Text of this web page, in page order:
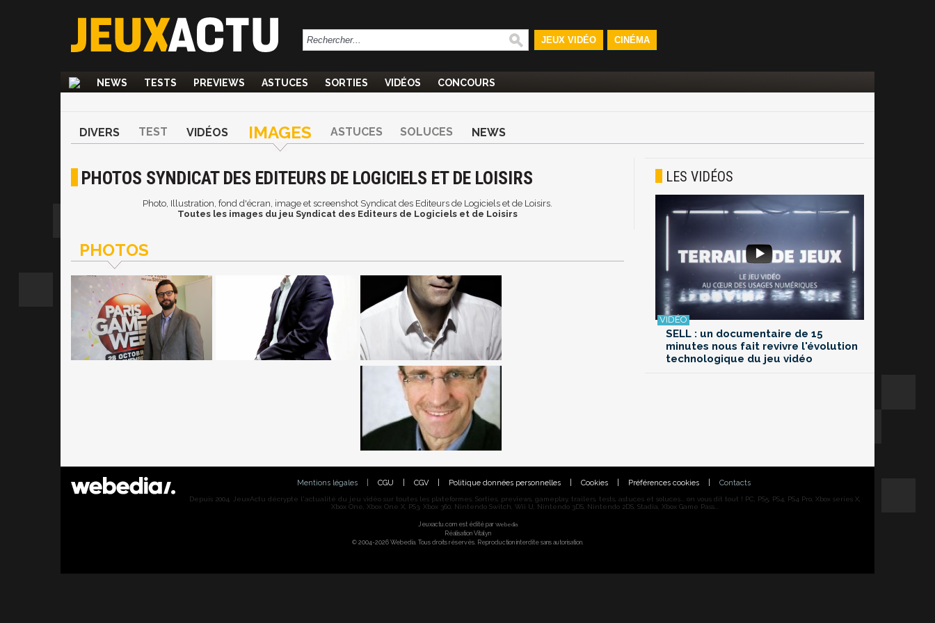
JEUX VIDÉO CINÉMA
NEWS TESTS PREVIEWS ASTUCES SORTIES VIDÉOS CONCOURS
DIVERS TEST VIDÉOS IMAGES ASTUCES SOLUCES NEWS
PHOTOS SYNDICAT DES EDITEURS DE LOGICIELS ET DE LOISIRS
Photo, Illustration, fond d'écran, image et screenshot Syndicat des Editeurs de Logiciels et de Loisirs.
Toutes les images du jeu Syndicat des Editeurs de Logiciels et de Loisirs
PHOTOS
LES VIDÉOS
SELL : un documentaire de 15
minutes nous fait revivre l'évolution
technologique du jeu vidéo
Mentions légales CGU CGV Politique données personnelles Cookies Préférences cookies Contacts
Depuis 2004, JeuxActu décrypte l'actualité du jeu vidéo sur toutes les plateformes. Sorties, previews, gameplay, trailers, tests, astuces et soluces... on vous dit tout ! PC, PS5, PS4, PS4 Pro, Xbox series X,
Xbox One, Xbox One X, PS3, Xbox 360, Nintendo Switch, Wii U, Nintendo 3DS, Nintendo 2DS, Stadia, Xbox Game Pass...
Jeuxactu.com est édité par Webedia
Réalisation Vitalyn
© 2004-2026 Webedia. Tous droits réservés. Reproduction interdite sans autorisation.